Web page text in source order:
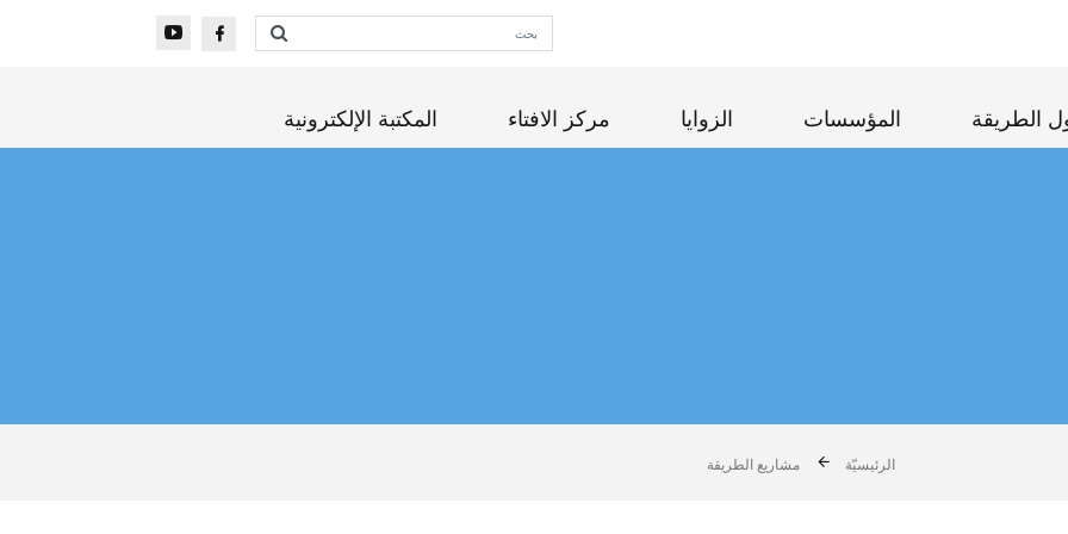
الطريقة المؤسسات الزوايا مركز الافتاء المكتبة الإلكترونية
الرئيسيّة مشاريع الطريقة